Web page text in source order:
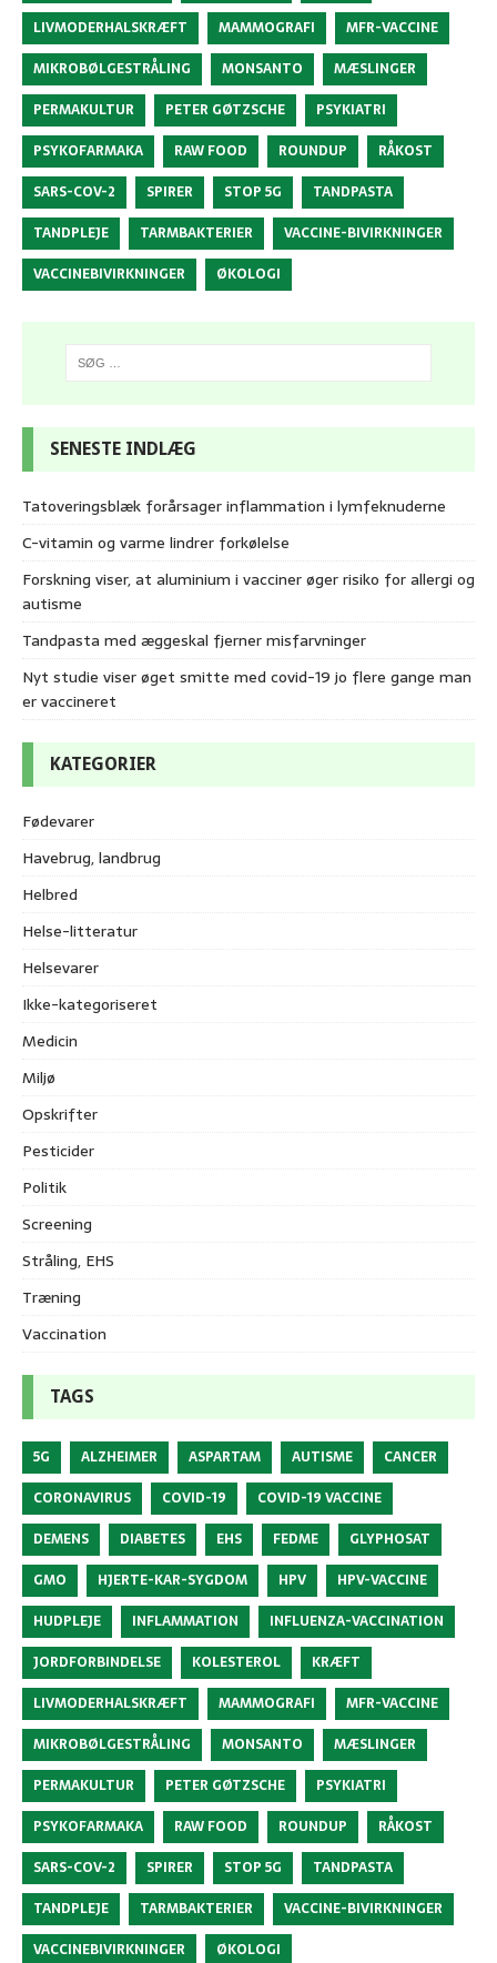
LIVMODERHALSKRÆFT
MAMMOGRAFI
MFR-VACCINE
MIKROBØLGESTRÅLING
MONSANTO
MÆSLINGER
PERMAKULTUR
PETER GØTZSCHE
PSYKIATRI
PSYKOFARMAKA
RAW FOOD ROUNDUP
RÅKOST
SARS-COV-2
SPIRER STOP 5G
TANDPASTA
TANDPLEJE
TARMBAKTERIER
VACCINE-BIVIRKNINGER
VACCINEBIVIRKNINGER
ØKOLOGI
SENESTE INDLÆG
Tatoveringsblæk forårsager inflammation i lymfeknuderne
C-vitamin og varme lindrer forkølelse
Forskning viser, at aluminium i vacciner øger risiko for allergi og
autisme
Tandpasta med æggeskal fjerner misfarvninger
Nyt studie viser øget smitte med covid-19 jo flere gange man
er vaccineret
KATEGORIER
Fødevarer
Havebrug, landbrug
Helbred
Helse-litteratur
Helsevarer
Ikke-kategoriseret
Medicin
Miljø
Opskrifter
Pesticider
Politik
Screening
Stråling, EHS
Træning
Vaccination
TAGS
5G ALZHEIMER ASPARTAM AUTISME
CANCER
CORONAVIRUS
COVID-19
COVID-19 VACCINE
DEMENS
DIABETES EHS FEDME
GLYPHOSAT
GMO
HJERTE-KAR-SYGDOM HPV
HPV-VACCINE
HUDPLEJE
INFLAMMATION
INFLUENZA-VACCINATION
JORDFORBINDELSE
KOLESTEROL
KRÆFT
LIVMODERHALSKRÆFT
MAMMOGRAFI
MFR-VACCINE
MIKROBØLGESTRÅLING
MONSANTO
MÆSLINGER
PERMAKULTUR
PETER GØTZSCHE
PSYKIATRI
PSYKOFARMAKA
RAW FOOD ROUNDUP
RÅKOST
SARS-COV-2
SPIRER STOP 5G
TANDPASTA
TANDPLEJE
TARMBAKTERIER
VACCINE-BIVIRKNINGER
VACCINEBIVIRKNINGER
ØKOLOGI